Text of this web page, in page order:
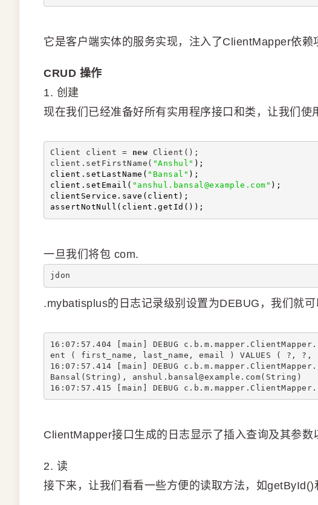
它是客户端实体的服务实现，注入了ClientMapper依赖
CRUD 操作
1. 创建
现在我们已经准备好所有实用程序接口和类，让我们使
Client client = new Client();
client.setFirstName( "Anshul" );
client.setLastName( "Bansal" );
client.setEmail( "anshul.bansal@example.com" );
clientService.save(client);
assertNotNull(client.getId());
一旦我们将包 com.
jdon
.mybatisplus的日志记录级别设置为DEBUG，我们就
16:07:57.404 [main] DEBUG
ent ( first_name, last_name, email ) VALUES ( ?, ?,
16:07:57.414 [main] DEBUG
Bansal(String), anshul.bansal@example.com(String)
16:07:57.415 [main] DEBUG
ClientMapper接口生成的日志显示了插入查询及其参数
2. 读
接下来，让我们看看一些方便的读取方法，如getById()